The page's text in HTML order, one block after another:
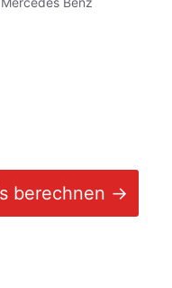
berechnen →